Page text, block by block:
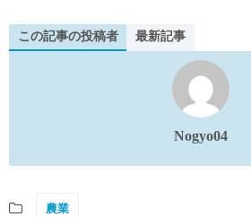
この記事の投稿者 最新記事
Nogyo04
農業